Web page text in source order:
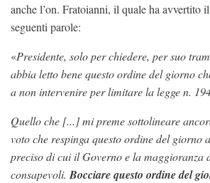
anche l’on. Fratoianni, il quale ha avvertito
seguenti parole:
«Presidente, solo per chiedere, per suo
abbia letto bene questo ordine del giorno
a non intervenire per limitare la legge n.
Quello che [...] mi preme sottolineare
voto che respinga questo ordine del giorno
preciso di cui il Governo e la maggioranza
consapevoli. Bocciare questo ordine del